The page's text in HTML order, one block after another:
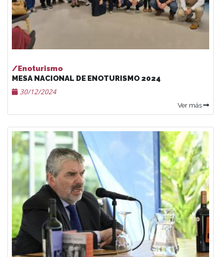
/Enoturismo
MESA NACIONAL DE ENOTURISMO 2024
30/12/2024
Ver más